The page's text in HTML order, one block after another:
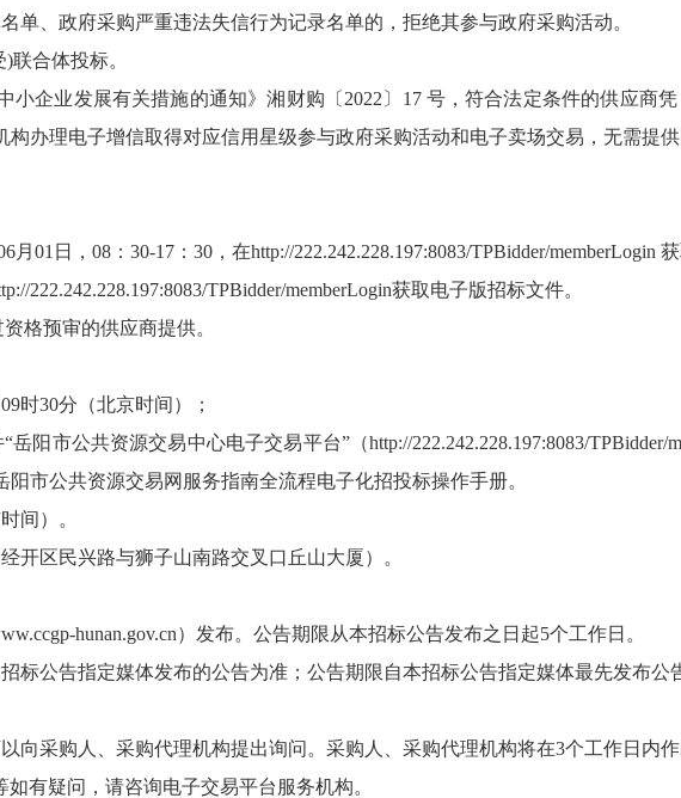
单、政府采购严重违法失信行为记录名单的，拒绝其参与政府采购活动。
联合体投标。
小企业发展有关措施的通知》湘财购〔2022〕17 号，符合法定条件的供应商
办理电子增信取得对应信用星级参与政府采购活动和电子卖场交易，无需提
01日，08：30-17：30，在http://222.242.228.197:8083/TPBidder/memberLogin
222.242.228.197:8083/TPBidder/memberLogin获取电子版招标文件。
格预审的供应商提供。
时30分（北京时间）；
阳市公共资源交易中心电子交易平台”（http://222.242.228.197:8083/TPBidder/
市公共资源交易网服务指南全流程电子化招投标操作手册。
间）。
开区民兴路与狮子山南路交叉口丘山大厦）。
hunan.gov.cn）发布。公告期限从本招标公告发布之日起5个工作日。
标公告指定媒体发布的公告为准；公告期限自本招标公告指定媒体最先发布公
向采购人、采购代理机构提出询问。采购人、采购代理机构将在3个工作日内作
有疑问，请咨询电子交易平台服务机构。